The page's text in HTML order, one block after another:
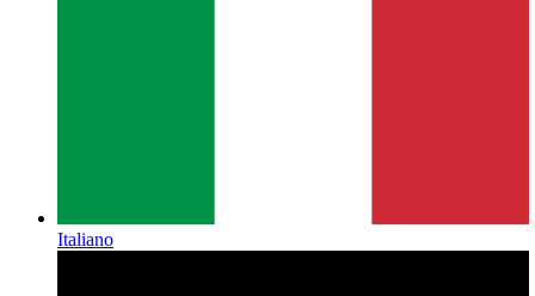
Italiano